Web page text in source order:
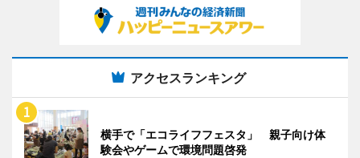
アクセスランキング
横手で「エコライフフェスタ」 親子向け体
験会やゲームで環境問題啓発